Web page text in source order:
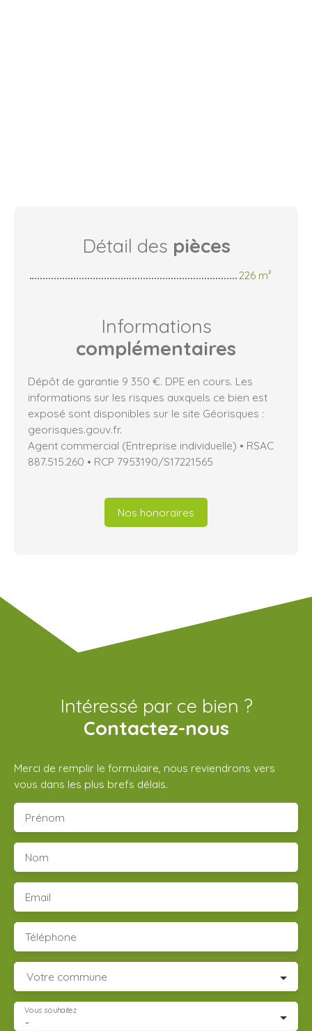
Détail des pièces
226 m²
Informations
complémentaires
Dépôt de garantie 9 350 €. DPE en cours. Les
informations sur les risques auxquels ce bien est
exposé sont disponibles sur le site Géorisques :
georisques.gouv.fr.
Agent commercial (Entreprise individuelle) • RSAC
887.515.260 • RCP 7953190/S17221565
Nos honoraires
Intéressé par ce bien ?
Contactez-nous
Merci de remplir le formulaire, nous reviendrons vers
vous dans les plus brefs délais.
Prénom
Nom
Email
Téléphone
Votre commune
-
Vous souhaitez